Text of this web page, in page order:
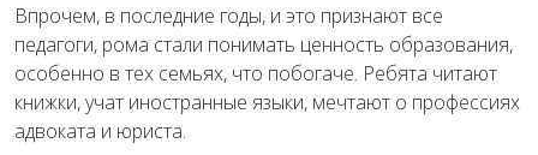
Впрочем, в последние годы, и это признают все
педагоги, рома стали понимать ценность образования,
особенно в тех семьях, что побогаче. Ребята читают
книжки, учат иностранные языки, мечтают о профессиях
адвоката и юриста.